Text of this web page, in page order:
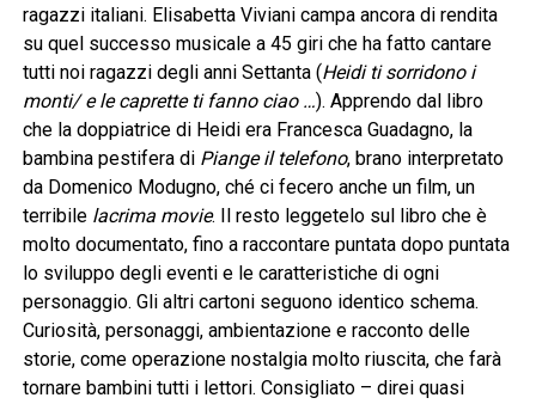
ragazzi italiani. Elisabetta Viviani campa ancora di rendita
su quel successo musicale a 45 giri che ha fatto cantare
tutti noi ragazzi degli anni Settanta (Heidi ti sorridono i
monti/ e le caprette ti fanno ciao …). Apprendo dal libro
che la doppiatrice di Heidi era Francesca Guadagno, la
bambina pestifera di Piange il telefono, brano interpretato
da Domenico Modugno, ché ci fecero anche un film, un
terribile lacrima movie. Il resto leggetelo sul libro che è
molto documentato, fino a raccontare puntata dopo puntata
lo sviluppo degli eventi e le caratteristiche di ogni
personaggio. Gli altri cartoni seguono identico schema.
Curiosità, personaggi, ambientazione e racconto delle
storie, come operazione nostalgia molto riuscita, che farà
tornare bambini tutti i lettori. Consigliato – direi quasi